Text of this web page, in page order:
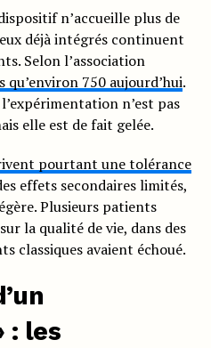
n’accueille plus de
déjà intégrés continuent
Selon l’association
qu’environ 750 aujourd’hui.
n’est pas
elle est de fait gelée.
pourtant une tolérance
effets secondaires limités,
Plusieurs patients
la qualité de vie, dans des
classiques avaient échoué.
: les